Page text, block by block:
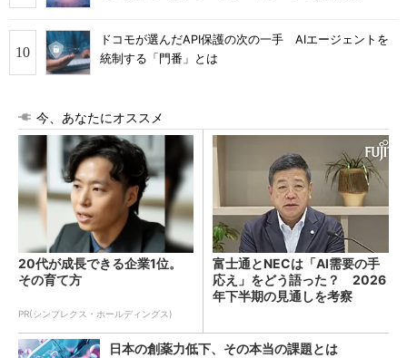
ドコモが選んだAPI保護の次の一手 AIエージェントを
統制する「門番」とは
今、あなたにオススメ
20代が成長できる企業1位。
その育て方
PR(シンプレクス・ホールディングス)
富士通とNECは「AI需要の手
応え」をどう語った？ 2026
年下半期の見通しを考察
日本の創薬力低下、その本当の課題とは